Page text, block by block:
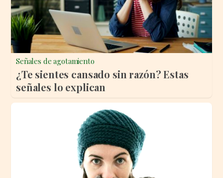
Señales de agotamiento
¿Te sientes cansado sin razón? Estas
señales lo explican